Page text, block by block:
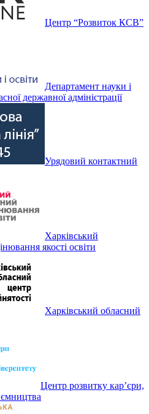
Центр “Розвиток КСВ”
Департамент науки і
державної адміністрації
Урядовий контактний
Харківський
якості освіти
Харківський обласний
Центр розвитку кар’єри,